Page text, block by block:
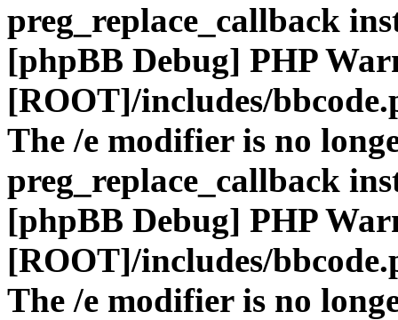
preg_replace_callback
[phpBB Debug] PHP
[ROOT]/includes/
The /e modifier is no
preg_replace_callback
[phpBB Debug] PHP
[ROOT]/includes/
The /e modifier is no